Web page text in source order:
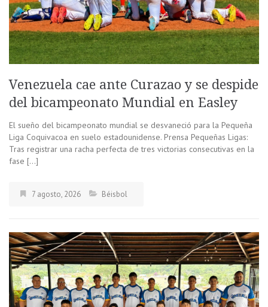
Venezuela cae ante Curazao y se despide
del bicampeonato Mundial en Easley
El sueño del bicampeonato mundial se desvaneció para la Pequeña
Liga Coquivacoa en suelo estadounidense. Prensa Pequeñas Ligas:
Tras registrar una racha perfecta de tres victorias consecutivas en la
fase […]
7 agosto, 2026 Béisbol